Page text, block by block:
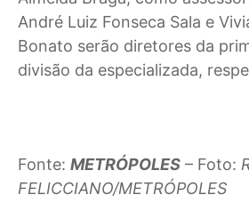
André Luiz Fonseca Sala e
Bonato serão diretores da
divisão da especializada,
Fonte: METRÓPOLES – Foto:
FELICCIANO/METRÓPOLES